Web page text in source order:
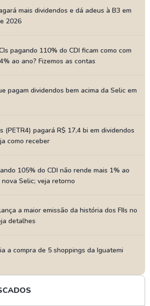
mais dividendos e dá adeus à B3 em
2026
pagando 110% do CDI ficam como com
ao ano? Fizemos as contas
pagam dividendos bem acima da Selic em
(PETR4) pagará R$ 17,4 bi em dividendos
como receber
105% do CDI não rende mais 1% ao
nova Selic; veja retorno
a maior emissão da história dos FIIs no
detalhes
a compra de 5 shoppings da Iguatemi